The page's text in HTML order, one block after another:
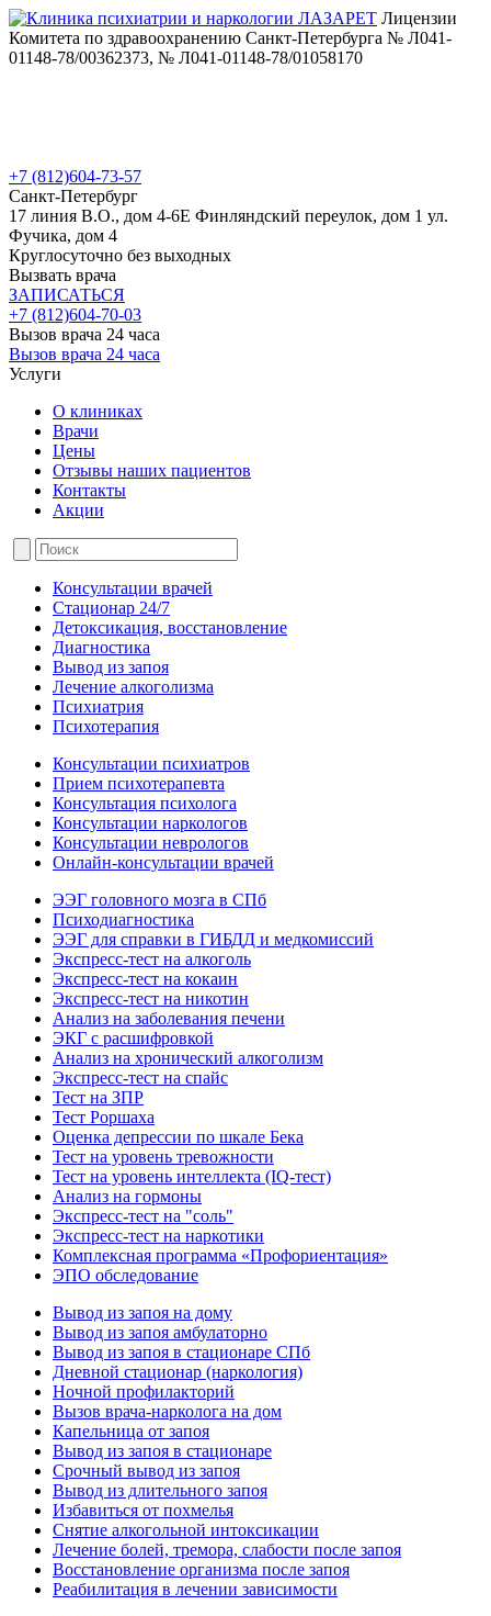
Лицензии
Комитета по здравоохранению Санкт-Петербурга № Л041-
01148-78/00362373, № Л041-01148-78/01058170
+7 (812)604-73-57
Санкт-Петербург
17 линия В.О., дом 4-6Е Финляндский переулок, дом 1 ул.
Фучика, дом 4
Круглосуточно без выходных
Вызвать врача
ЗАПИСАТЬСЯ
+7 (812)604-70-03
Вызов врача 24 часа
Вызов врача 24 часа
Услуги
О клиниках
Врачи
Цены
Отзывы наших пациентов
Контакты
Акции
Консультации врачей
Стационар 24/7
Детоксикация, восстановление
Диагностика
Вывод из запоя
Лечение алкоголизма
Психиатрия
Психотерапия
Консультации психиатров
Прием психотерапевта
Консультация психолога
Консультации наркологов
Консультации неврологов
Онлайн-консультации врачей
ЭЭГ головного мозга в СПб
Психодиагностика
ЭЭГ для справки в ГИБДД и медкомиссий
Экспресс-тест на алкоголь
Экспресс-тест на кокаин
Экспресс-тест на никотин
Анализ на заболевания печени
ЭКГ с расшифровкой
Анализ на хронический алкоголизм
Экспресс-тест на спайс
Тест на ЗПР
Тест Роршаха
Оценка депрессии по шкале Бека
Тест на уровень тревожности
Тест на уровень интеллекта (IQ-тест)
Анализ на гормоны
Экспресс-тест на "соль"
Экспресс-тест на наркотики
Комплексная программа «Профориентация»
ЭПО обследование
Вывод из запоя на дому
Вывод из запоя амбулаторно
Вывод из запоя в стационаре СПб
Дневной стационар (наркология)
Ночной профилакторий
Вызов врача-нарколога на дом
Капельница от запоя
Вывод из запоя в стационаре
Срочный вывод из запоя
Вывод из длительного запоя
Избавиться от похмелья
Снятие алкогольной интоксикации
Лечение болей, тремора, слабости после запоя
Восстановление организма после запоя
Реабилитация в лечении зависимости